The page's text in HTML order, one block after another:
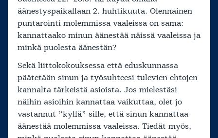
äänestyspaikallaan 2. huhtikuuta. Olennainen
puntarointi molemmissa vaaleissa on sama:
kannattaako minun äänestää näissä vaaleissa ja
minkä puolesta äänestän?
Sekä liittokokouksessa että eduskunnassa
päätetään sinun ja työsuhteesi tulevien ehtojen
kannalta tärkeistä asioista. Jos mielestäsi
näihin asioihin kannattaa vaikuttaa, olet jo
vastannut ”kyllä” sille, että sinun kannattaa
äänestää molemmissa vaaleissa. Tiedät myös,